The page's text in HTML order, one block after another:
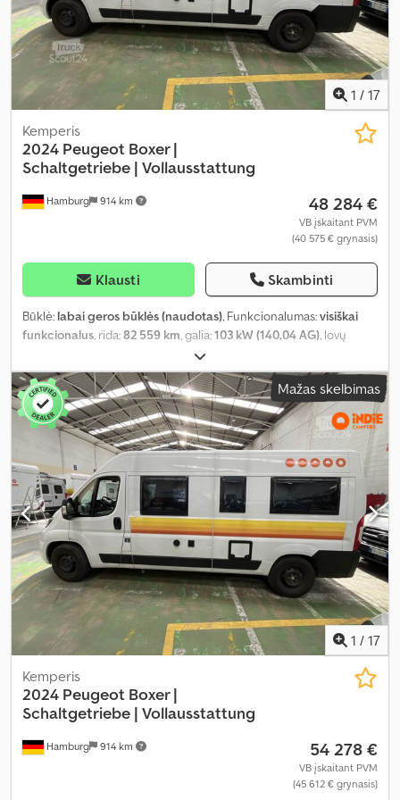
1 / 17
Hamburg 914 km
Kemperis
2024 Peugeot Boxer |
Schaltgetriebe | Vollausstattung
48 284 €
VB įskaitant PVM
(40 575 € grynasis)
Klausti Skambinti
Būklė: labai geros būklės (naudotas), Funkcionalumas:visiškai
funkcionalus, rida:82 559 km, galia:103 kW (140,04 AG), lovų
, sėdimų vietų skaičius:4
tipas:mechaninis, spalva:balta, bendras ilgis:5 990 mm, bendras
plotis:2 050 mm, bendras aukštis:2 730 mm, ašių konfigūracija:2
ašys, emisijos klasė:Euro 6, kuro bako talpa:90 l, bendras svoris:
3 500 kg, tuščias svoris:2 700 kg, vairuotojo vairo padėtis:kairė,
ankstesnių savininkų skaičius:1, Gamybos metai:2024,
mašinos/transporto priemonės numeris: VF3YLBPFCPG023277 ,
Įranga:ABS, automobilio registracija, autonominis šildytuvas,
centrinis užraktas, dušas, elektroninė stabilumo programa
(ESP), kėlimo lova, naudoto automobilio garantija, oro
kondicionavimas, oro pagalvė, pilna techninės priežiūros
istorija, priešrūkiniai žibintai, vairo stiprintuvas, vidurinė sėdynių
išdėstymo schema, viengulės lovos, virtuvė transporto
priemonėje, visų sezonų padangos, vonios kambarys,
Mažas skelbimas
1 / 17
Hamburg 914 km
Kemperis
2024 Peugeot Boxer |
Schaltgetriebe | Vollausstattung
54 278 €
VB įskaitant PVM
(45 612 € grynasis)